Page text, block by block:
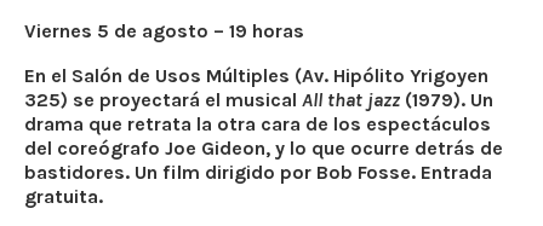
Viernes 5 de agosto – 19 horas
En el Salón de Usos Múltiples (Av. Hipólito Yrigoyen
325) se proyectará el musical All that jazz (1979). Un
drama que retrata la otra cara de los espectáculos
del coreógrafo Joe Gideon, y lo que ocurre detrás de
bastidores. Un film dirigido por Bob Fosse. Entrada
gratuita.